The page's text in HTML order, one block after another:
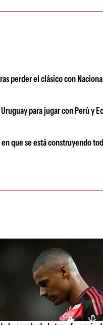
perder el clásico con
para jugar con Perú y
que se está construyendo